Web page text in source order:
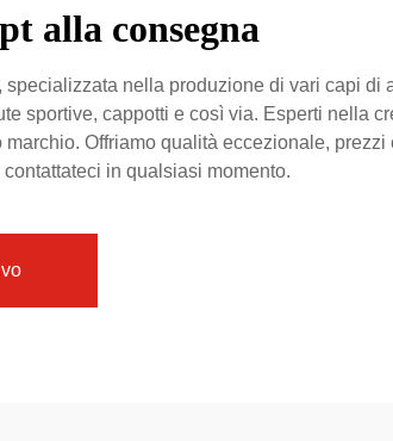
alla consegna
nella produzione di vari capi di
sportive, cappotti e così via. Esperti nella
Offriamo qualità eccezionale,
in qualsiasi momento.